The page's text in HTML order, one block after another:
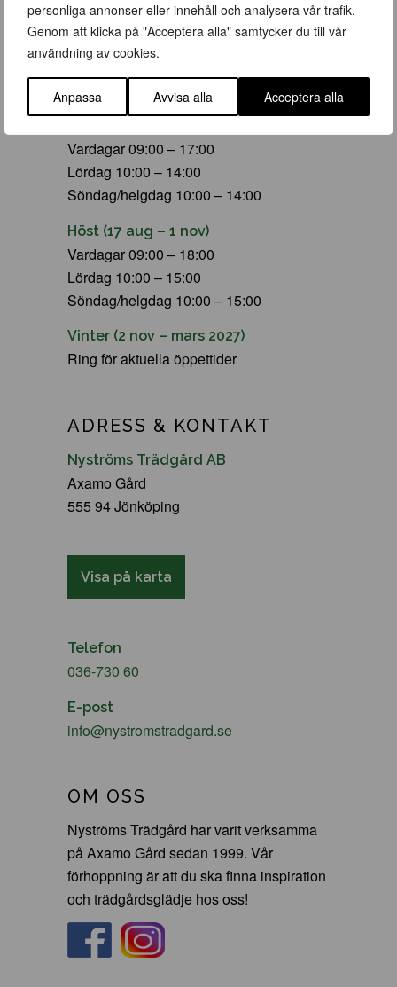
personliga annonser eller innehåll och analysera vår trafik.
Genom att klicka på "Acceptera alla" samtycker du till vår
användning av cookies.
Anpassa Avvisa alla Acceptera alla
Vår (23 mars – 28 juni)
Vardagar 09:00 – 19:00
Lördag 10:00 – 16:00
Söndag/helgdag 10:00 – 16:00
Vardagar 09:00 – 17:00
Lördag 10:00 – 14:00
Söndag/helgdag 10:00 – 14:00
Höst (17 aug – 1 nov)
Vardagar 09:00 – 18:00
Lördag 10:00 – 15:00
Söndag/helgdag 10:00 – 15:00
Vinter (2 nov – mars 2027)
Ring för aktuella öppettider
ADRESS & KONTAKT
Nyströms Trädgård AB
Axamo Gård
555 94 Jönköping
Visa på karta
Telefon
036-730 60
E-post
info@nystromstradgard.se
OM OSS
Nyströms Trädgård har varit verksamma
på Axamo Gård sedan 1999. Vår
förhoppning är att du ska finna inspiration
och trädgårdsglädje hos oss!